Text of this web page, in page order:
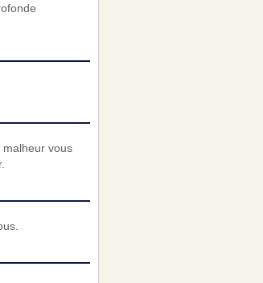
malheur vous